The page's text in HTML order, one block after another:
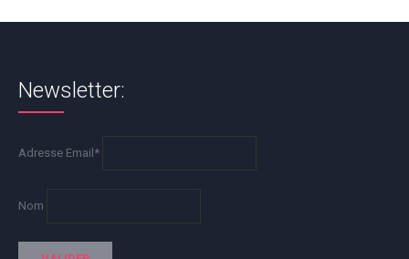
Newsletter:
Adresse Email*
Nom